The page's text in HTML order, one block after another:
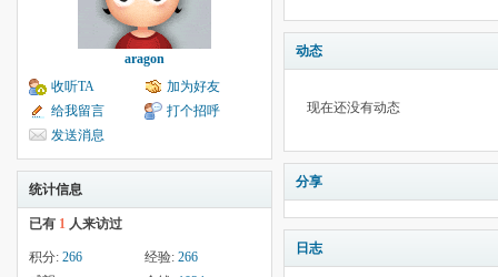
aragon
收听TA
加为好友
给我留言
打个招呼
发送消息
统计信息
已有 1 人来访过
积分: 266 经验: 266
动态
现在还没有动态
分享
日志